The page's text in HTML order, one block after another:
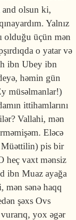
and olsun ki,
Yalnız
olduğu üçün mən
o yatar və
ibn Ubey ibn
həmin gün
müsəlmanlar!)
itti­ham­larını
Vallahi, mən
Eləcə
pis bir
heç vaxt mənsiz
ibn Muaz ayağa
mən sənə haqq
şəxs Ovs
yox əgər